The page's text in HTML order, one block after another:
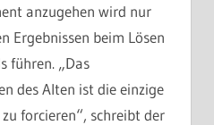
anzugehen wird nur
Ergebnissen beim Lösen
führen. „Das
des Alten ist die einzige
forcieren“, schreibt der